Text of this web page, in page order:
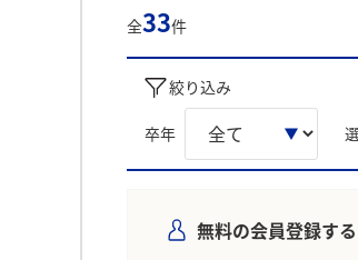
全33件
絞り込み
卒年
無料の会員登録す